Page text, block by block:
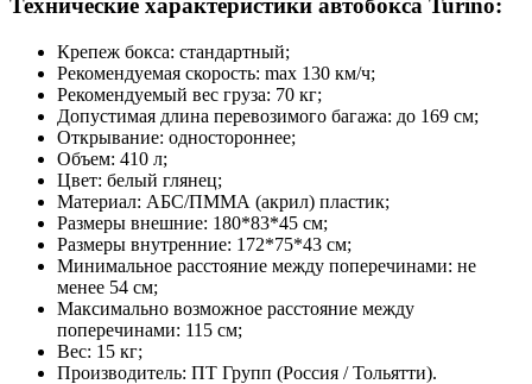
Технические характеристики автобокса Turino:
Крепеж бокса: стандартный;
Рекомендуемая скорость: max 130 км/ч;
Рекомендуемый вес груза: 70 кг;
Допустимая длина перевозимого багажа: до 169 см;
Открывание: одностороннее;
Объем: 410 л;
Цвет: белый глянец;
Материал: АБС/ПММА (акрил) пластик;
Размеры внешние: 180*83*45 см;
Размеры внутренние: 172*75*43 см;
Минимальное расстояние между поперечинами: не
менее 54 см;
Максимально возможное расстояние между
поперечинами: 115 см;
Вес: 15 кг;
Производитель: ПТ Групп (Россия / Тольятти).